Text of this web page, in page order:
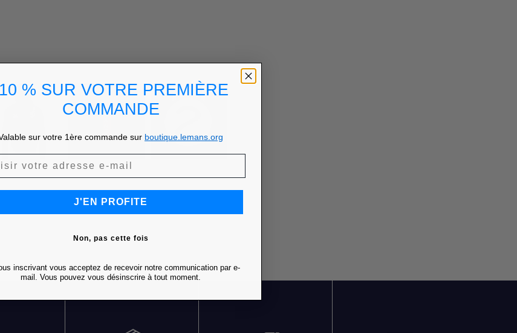
% SUR VOTRE PREMIÈRE
COMMANDE
sur votre 1ère commande sur boutique.lemans.org
J'EN PROFITE
Non, pas cette fois
inscrivant vous acceptez de recevoir notre communication par e-
mail. Vous pouvez vous désinscrire à tout moment.